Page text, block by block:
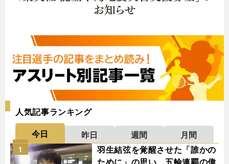
人気記事ランキング
今日 昨日 週間
月間
羽生結弦を覚醒させた「誰かの
1